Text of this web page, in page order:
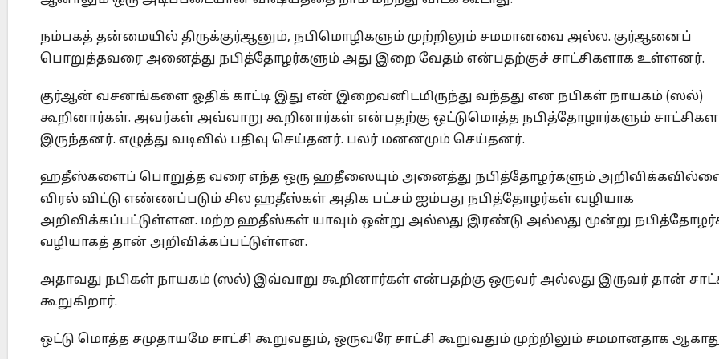
நம்பகத் தன்மையில் திருக்குர்ஆனும், நபிமொழிகளும் முற்றிலும் சமமானவை அல்ல. குர்ஆனைப்
பொறுத்தவரை அனைத்து நபித்தோழர்களும் அது இறை வேதம் என்பதற்குச் சாட்சிகளாக உள்ளனர்.
குர்ஆன் வசனங்களை ஓதிக் காட்டி இது என் இறைவனிடமிருந்து வந்தது என நபிகள் நாயகம் (ஸல்)
கூறினார்கள். அவர்கள் அவ்வாறு கூறினார்கள் என்பதற்கு ஒட்டுமொத்த நபித்தோழார்களும்
இருந்தனர். எழுத்து வடிவில் பதிவு செய்தனர். பலர் மனனமும் செய்தனர்.
ஹதீஸ்களைப் பொறுத்த வரை எந்த ஒரு ஹதீஸையும் அனைத்து நபித்தோழர்களும்
விரல் விட்டு எண்ணப்படும் சில ஹதீஸ்கள் அதிக பட்சம் ஐம்பது நபித்தோழர்கள் வழியாக
அறிவிக்கப்பட்டுள்ளன. மற்ற ஹதீஸ்கள் யாவும் ஒன்று அல்லது இரண்டு அல்லது மூன்று
வழியாகத் தான் அறிவிக்கப்பட்டுள்ளன.
அதாவது நபிகள் நாயகம் (ஸல்) இவ்வாறு கூறினார்கள் என்பதற்கு ஒருவர் அல்லது இருவர் தான்
கூறுகிறார்.
ஒட்டு மொத்த சமுதாயமே சாட்சி கூறுவதும், ஒருவரே சாட்சி கூறுவதும் முற்றிலும் சமமானதாக